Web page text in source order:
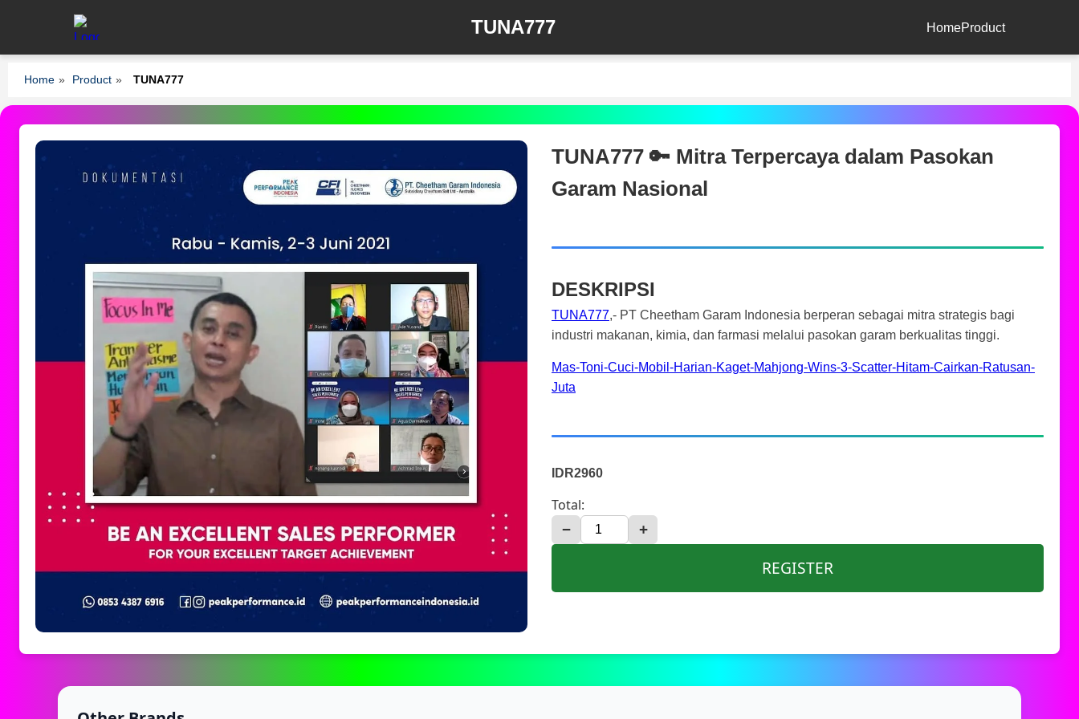
TUNA777 HomeProduct
Home » Product » TUNA777
TUNA777 🔑 Mitra Terpercaya dalam Pasokan
Garam Nasional
DESKRIPSI
TUNA777,- PT Cheetham Garam Indonesia berperan sebagai mitra strategis bagi
industri makanan, kimia, dan farmasi melalui pasokan garam berkualitas tinggi.
Mas-Toni-Cuci-Mobil-Harian-Kaget-Mahjong-Wins-3-Scatter-Hitam-Cairkan-Ratusan-
Juta
IDR2960
Total:
− +
REGISTER